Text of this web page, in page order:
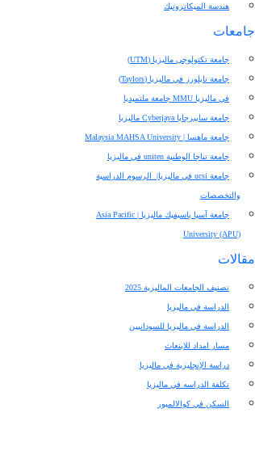
هندسة الميكاترونيك
جامعات
جامعة تكنولوجى ماليزيا (UTM)
جامعة تايلورز في ماليزيا (Taylors)
في ماليزيا MMU جامعة ملتميديا
جامعة سايبرجايا Cyberjaya ماليزيا
جامعة ماهسا | Malaysia MAHSA University
جامعة تناجا الوطنية uniten في ماليزيا
جامعة ucsi في ماليزيا| الرسوم الدراسية
والتخصصات
جامعة آسيا باسيفيك ماليزيا | Asia Pacific
University (APU)
مقالات
تصنيف الجامعات الماليزية 2025
الدراسة في ماليزيا
الدراسة في ماليزيا للسودانيين
مسار امداد للابتعاث
دراسة الإنجليزية في ماليزيا
تكلفة الدراسه في ماليزيا
السكن في كوالالمبور